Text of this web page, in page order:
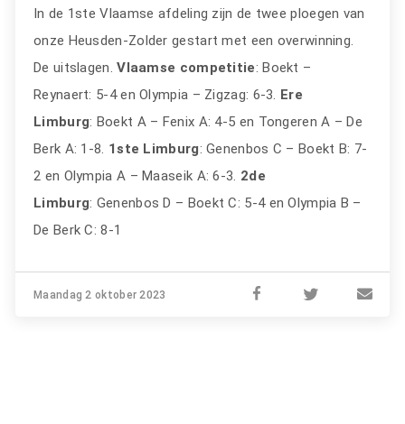
In de 1ste Vlaamse afdeling zijn de twee ploegen van
onze Heusden-Zolder gestart met een overwinning.
De uitslagen.Vlaamse competitie: Boekt –
Reynaert: 5-4 en Olympia – Zigzag: 6-3. Ere
Limburg: Boekt A – Fenix A: 4-5 en Tongeren A – De
Berk A: 1-8. 1ste Limburg: Genenbos C – Boekt B: 7-
2 en Olympia A – Maaseik A: 6-3. 2de
Limburg: Genenbos D – Boekt C: 5-4 en Olympia B –
De Berk C: 8-1
Maandag 2 oktober 2023